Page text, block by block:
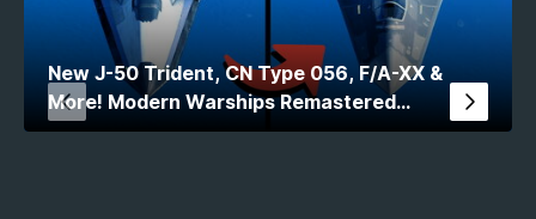
New J-50 Trident, CN Type 056, F/A-XX &
More! Modern Warships Remastered
Comparison